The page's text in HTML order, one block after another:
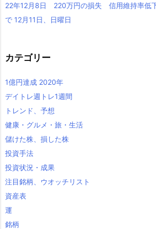
22年12月8日 220万円の損失 信用維持率低
で 12月11日、日曜日
カテゴリー
1億円達成 2020年
デイトレ週トレ1週間
トレンド、予想
健康・グルメ・旅・生活
儲けた株、損した株
投資手法
投資状況・成果
注目銘柄、ウオッチリスト
資産表
運
銘柄